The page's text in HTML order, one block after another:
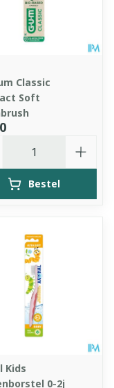
Classic
Soft
Bestel
Kids
0-2j